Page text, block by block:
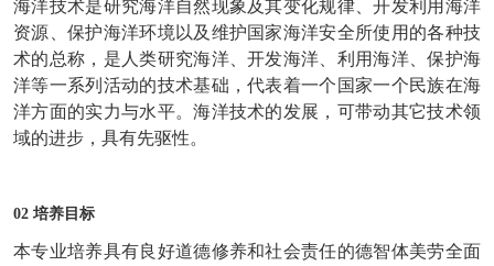
海洋技术是研究海洋自然现象及其变化规律、开发利用海洋
资源、保护海洋环境以及维护国家海洋安全所使用的各种技
术的总称，是人类研究海洋、开发海洋、利用海洋、保护海
洋等一系列活动的技术基础，代表着一个国家一个民族在海
洋方面的实力与水平。海洋技术的发展，可带动其它技术领
域的进步，具有先驱性。
02 培养目标
本专业培养具有良好道德修养和社会责任的德智体美劳全面